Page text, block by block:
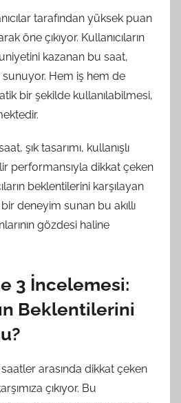
tarafından yüksek puan
öne çıkıyor. Kullanıcıların
kazanan bu saat,
sunuyor. Hem iş hem de
bir şekilde kullanılabilmesi,
şık tasarımı, kullanışlı
performansıyla dikkat çeken
beklentilerini karşılayan
deneyim sunan bu akıllı
gözdesi haline
3 İncelemesi:
Beklentilerini
saatler arasında dikkat çeken
çıkıyor. Bu